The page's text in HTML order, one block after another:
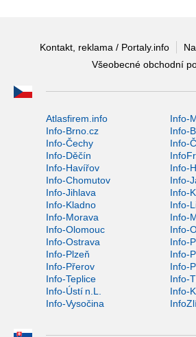
Kontakt, reklama / Portaly.info
Všeobecné obchodní
Atlasfirem.info
Info-
Info-Brno.cz
Info-
Info-Čechy
Info-
Info-Děčín
Info-Havířov
Info-
Info-Chomutov
Info-
Info-Jihlava
Info-
Info-Kladno
Info-
Info-Morava
Info-
Info-Olomouc
Info-
Info-Ostrava
Info-
Info-Plzeň
Info-
Info-Přerov
Info-
Info-Teplice
Info-
Info-Ústí n.L.
Info-
Info-Vysočina